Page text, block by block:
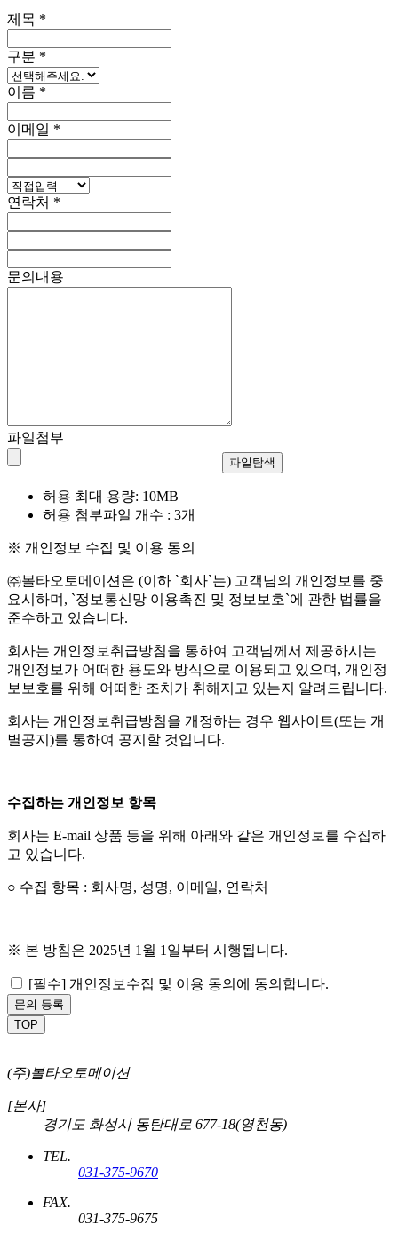
제목 *
구분 *
이름 *
이메일 *
연락처 *
문의내용
파일첨부
파일탐색
허용 최대 용량: 10MB
허용 첨부파일 개수 : 3개
※ 개인정보 수집 및 이용 동의
㈜볼타오토메이션은 (이하 `회사`는) 고객님의 개인정보를 중
요시하며, `정보통신망 이용촉진 및 정보보호`에 관한 법률을
준수하고 있습니다.
회사는 개인정보취급방침을 통하여 고객님께서 제공하시는
개인정보가 어떠한 용도와 방식으로 이용되고 있으며, 개인정
보보호를 위해 어떠한 조치가 취해지고 있는지 알려드립니다.
회사는 개인정보취급방침을 개정하는 경우 웹사이트(또는 개
별공지)를 통하여 공지할 것입니다.
수집하는 개인정보 항목
회사는 E-mail 상품 등을 위해 아래와 같은 개인정보를 수집하
고 있습니다.
○ 수집 항목 : 회사명, 성명, 이메일, 연락처
※ 본 방침은 2025년 1월 1일부터 시행됩니다.
[필수] 개인정보수집 및 이용 동의 에 동의합니다.
문의 등록
TOP
(주)볼타오토메이션
[본사]
경기도 화성시 동탄대로 677-18(영천동)
TEL.
031-375-9670
FAX.
031-375-9675